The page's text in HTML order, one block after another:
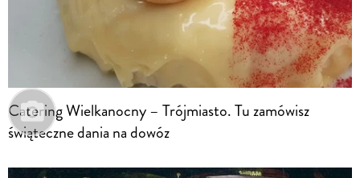
Catering Wielkanocny – Trójmiasto. Tu zamówisz
świąteczne dania na dowóz